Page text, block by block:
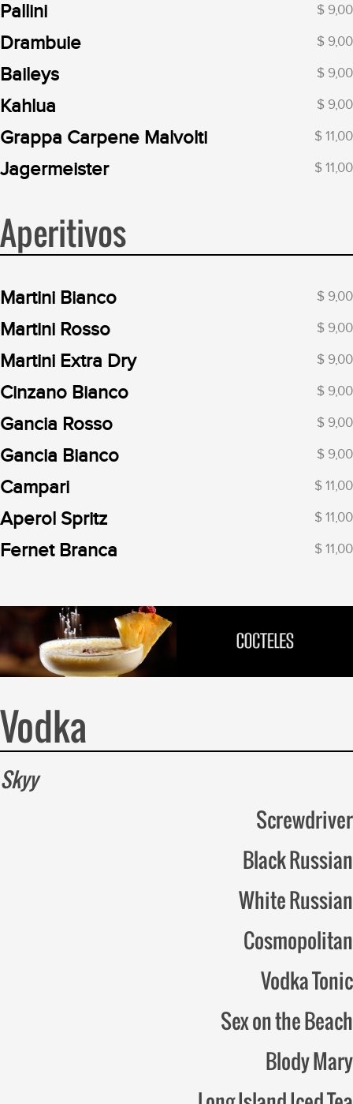
Pallini $ 9,00
Drambuie $ 9,00
Baileys $ 9,00
Kahlua $ 9,00
Grappa Carpene Malvolti $ 11,00
Jagermeister $ 11,00
Aperitivos
Martini Bianco $ 9,00
Martini Rosso $ 9,00
Martini Extra Dry $ 9,00
Cinzano Bianco $ 9,00
Gancia Rosso $ 9,00
Gancia Bianco $ 9,00
Campari $ 11,00
Aperol Spritz $ 11,00
Fernet Branca $ 11,00
Vodka
Skyy
Screwdriver
Black Russian
White Russian
Cosmopolitan
Vodka Tonic
Sex on the Beach
Blody Mary